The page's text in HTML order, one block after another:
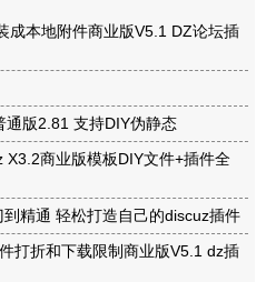
成本地附件商业版V5.1 DZ论坛插
通版2.81 支持DIY伪静态
商业版模板DIY文件+插件全
精通 轻松打造自己的discuz插件
打折和下载限制商业版V5.1 dz插